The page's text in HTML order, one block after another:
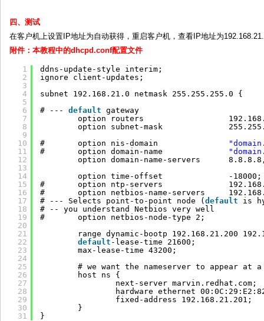
四、测试
在客户机上设置IP地址为自动获得，重启客户机，查看IP地址为
附件：本教程中的dhcpd.conf配置文件
1
2
3
4
5
6
7
8
9
10
11
12
13
14
15
16
17
18
19
20
21
22
23
24
25
26
27
28
29
30
31
ddns-update-style interim;
ignore client-updates;
subnet 192.168.21.0 netmask 255.255.255.0 {
# --- default gateway
option routers
option subnet-mask
#       option nis-domain
#       option domain-name
option domain-name-servers
option time-offset              -
#       option ntp-servers
#       option netbios-name-servers
# --- Selects point-to-point node ( default
is
# -- you understand Netbios very well
#       option netbios-node-type 2;
range dynamic-bootp 192.168.21.200
default -lease-time 21600;
max-lease-time 43200;
# we want the nameserver to appear at
host ns {
next-server marvin.redhat.com;
hardware ethernet
fixed-address 192.168.21.201;
}
}